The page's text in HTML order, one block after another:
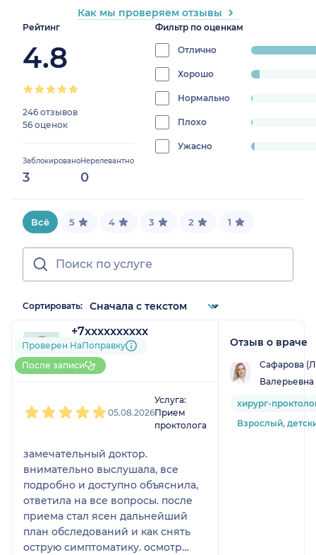
Рейтинг
4.8
246 отзывов
56 оценок
Заблокировано
3
Нерелевантно
0
Фильтр по оценкам
Отлично
progress:
93%
Хорошо
4%
Нормально
0.6666666666666667%
Плохо
progress:
0.6666666666666667%
Ужасно
1.6666666666666667%
Как мы проверяем отзывы
Всё 5 4 3 2 1
Сортировать:
+7xxxxxxxxxx
1 отзыв
До 5 записей через
НаПоправку
Проверен НаПоправку
После записи
05.08.2026
Услуга:
Прием
проктолога
замечательный доктор.
внимательно выслушала, все
подробно и доступно объяснила,
ответила на все вопросы. после
приема стал ясен дальнейший
план обследований и как снять
острую симптоматику. осмотр
Отзыв о враче
Сафарова
Валерьевна
хирург-
Взрослый,